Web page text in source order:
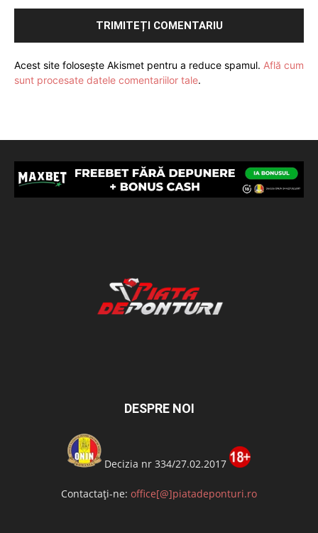
Acest site folosește Akismet pentru a reduce spamul. Află cum
sunt procesate datele comentariilor tale.
DESPRE NOI
Decizia nr 334/27.02.2017
Contactați-ne: office[@]piatadeponturi.ro